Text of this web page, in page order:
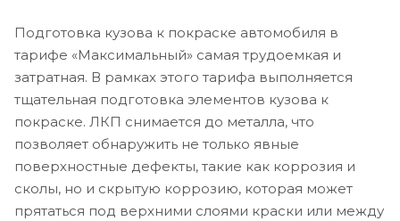
Подготовка кузова к покраске автомобиля в
тарифе «Максимальный» самая трудоемкая и
затратная. В рамках этого тарифа выполняется
тщательная подготовка элементов кузова к
покраске. ЛКП снимается до металла, что
позволяет обнаружить не только явные
поверхностные дефекты, такие как коррозия и
сколы, но и скрытую коррозию, которая может
прятаться под верхними слоями краски или между